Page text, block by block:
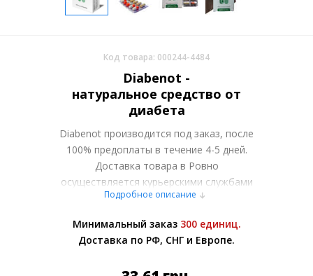
Код товара: 000244-4484
Diabenot -
натуральное средство от
диабета
Diabenot производится под заказ, после
100% предоплаты в течение 4-5 дней.
Доставка товара в Ровно
осуществляется курьерскими службами
или самовывозом со склада в Москве.
менеджером.
Оплата производится в рублях. Цены на
Подробное описание
Минимальный заказ 300 единиц.
Доставка по РФ, СНГ и Европе.